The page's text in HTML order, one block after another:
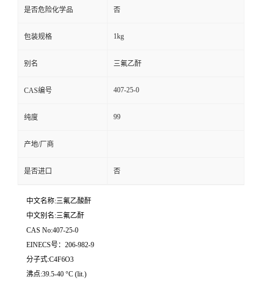
是否危险化学品 否
包装规格 1kg
别名 三氟乙酐
CAS编号 407-25-0
纯度 99
产地/厂商
是否进口 否
中文名称:三氟乙酸酐
中文别名:三氟乙酐
CAS No:407-25-0
EINECS号：206-982-9
分子式:C4F6O3
沸点:39.5-40 °C (lit.)